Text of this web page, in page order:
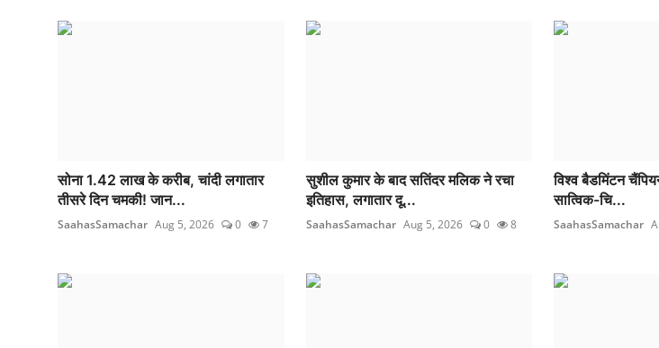
सोना 1.42 लाख के करीब, चांदी लगातार
तीसरे दिन चमकी! जान...
SaahasSamachar Aug 5, 2026 0 7
सुशील कुमार के बाद सतिंदर मलिक ने रचा
इतिहास, लगातार दू...
SaahasSamachar Aug 5, 2026 0 8
विश्व बैडमिंटन
सात्विक-चि...
SaahasSamachar